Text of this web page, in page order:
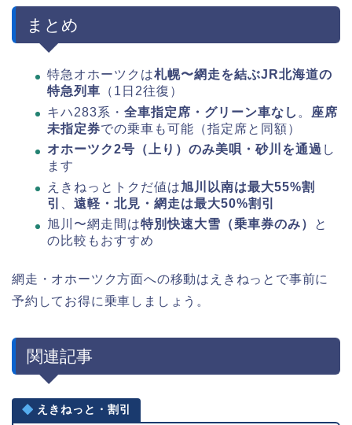
まとめ
特急オホーツクは札幌〜網走を結ぶJR北海道の
特急列車 （1日2往復）
キハ283系・ 全車指定席・グリーン車なし 。 座席
未指定券での乗車も可能（指定席と同額）
オホーツク2号（上り）のみ美唄・砂川を通過 し
ます
えきねっとトクだ値は旭川以南は最大55%割
引
遠軽・北見・網走は最大50%割引
旭川〜網走間は特別快速大雪（乗車券のみ）
と
の比較もおすすめ
網走・オホーツク方面への移動はえきねっとで事前に
予約してお得に乗車しましょう。
関連記事
えきねっと・割引